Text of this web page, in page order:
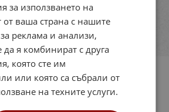
за използването на
ваша страна с нашите
реклама и анализи,
я комбинират с друга
която сте им
или която са събрали от
на техните услуги.